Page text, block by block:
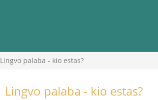
Lingvo palaba - kio estas?
Lingvo palaba - kio estas?